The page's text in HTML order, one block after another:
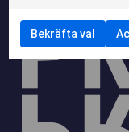
Bekräfta val